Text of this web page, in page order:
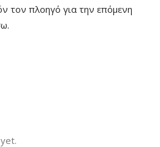
τον πλοηγό για την επόμενη